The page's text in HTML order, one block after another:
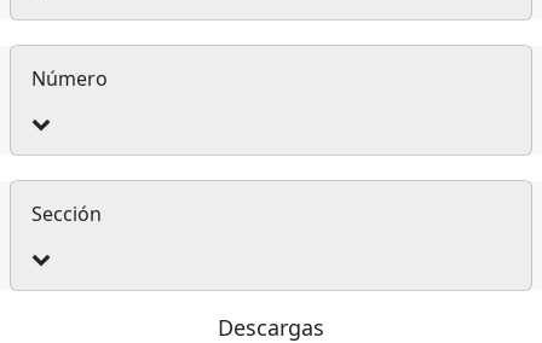
Número
Sección
Descargas